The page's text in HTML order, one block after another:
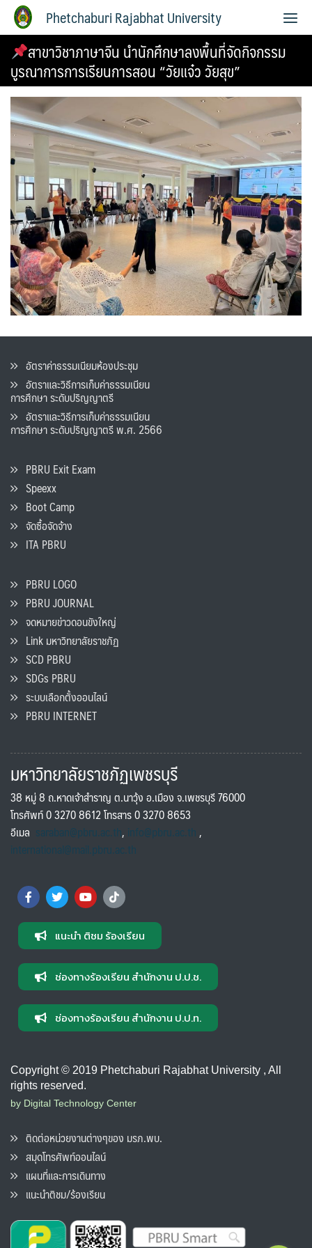
Phetchaburi Rajabhat University
สาขาวิชาภาษาจีน นำนักศึกษาลงพื้นที่จัดกิจกรรม
บูรณาการการเรียนการสอน “วัยแจ๋ว วัยสุข”
อัตราค่าธรรมเนียมห้องประชุม
อัตราและวิธีการเก็บค่าธรรมเนียน
การศึกษา ระดับปริญญาตรี
อัตราและวิธีการเก็บค่าธรรมเนียน
การศึกษา ระดับปริญญาตรี พ.ศ. 2566
PBRU Exit Exam
Speexx
Boot Camp
จัดซื้อจัดจ้าง
ITA PBRU
PBRU LOGO
PBRU JOURNAL
จดหมายข่าวดอนขังใหญ่
Link มหาวิทยาลัยราชภัฏ
SCD PBRU
SDGs PBRU
ระบบเลือกตั้งออนไลน์
PBRU INTERNET
มหาวิทยาลัยราชภัฏเพชรบุรี
38 หมู่ 8 ถ.หาดเจ้าสำราญ ต.นาวุ้ง อ.เมือง จ.เพชรบุรี 76000
โทรศัพท์ 0 3270 8612 โทรสาร 0 3270 8653
อีเมล saraban@pbru.ac.th, info@pbru.ac.th,
international@mail.pbru.ac.th
แนะนำ ติชม ร้องเรียน
ช่องทางร้องเรียน สำนักงาน ป.ป.ช.
ช่องทางร้องเรียน สำนักงาน ป.ป.ท.
Copyright © 2019 Phetchaburi Rajabhat University , All
rights reserved.
by Digital Technology Center
ติดต่อหน่วยงานต่างๆของ มรภ.พบ.
สมุดโทรศัพท์ออนไลน์
แผนที่และการเดินทาง
แนะนำติชม/ร้องเรียน